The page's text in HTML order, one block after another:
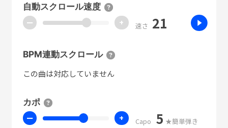
自動スクロール速度
ー + 速さ 21
BPM連動スクロール
この曲は対応していません
カポ
ー + Capo 5 ★簡単弾き